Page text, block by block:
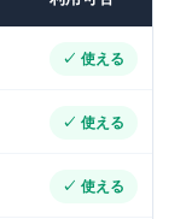
✓ 使える
✓ 使える
✓ 使える